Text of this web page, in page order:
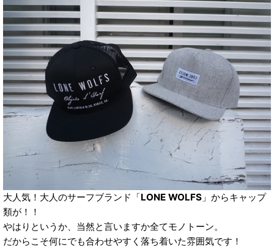
大人気！大人のサーフブランド「LONE WOLFS 」からキャップ
類が！！
やはりというか、当然と言いますか全てモノトーン。
だからこそ何にでも合わせやすく落ち着いた雰囲気です！